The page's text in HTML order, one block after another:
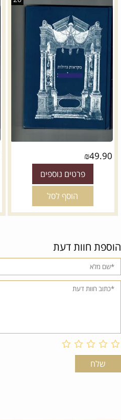
₪49.90
פרטים נוספים
הוסף לסל
הוספת חוות דעת